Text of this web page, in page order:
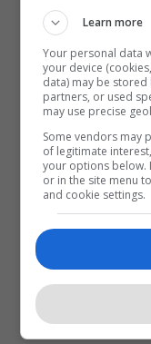
Learn more
Your personal data
your device
data) may be
partners, or used
may use precise
Some vendors may
of legitimate
your options below.
or in the site menu
and cookie settings.